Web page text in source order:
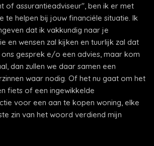
of assurantieadviseur", ben ik er met
te helpen bij jouw financiële situatie. Ik
dat ik vakkundig naar je
en wensen zal kijken en tuurlijk zal dat
gesprek e/o een advies, maar kom
dan zullen we daar samen een
waar nodig. Of het nu gaat om het
fiets of een ingewikkelde
voor een aan te kopen woning, elke
zin van het woord verdiend mijn